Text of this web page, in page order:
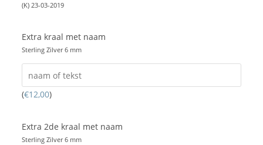
(K) 23-03-2019
Extra kraal met naam
Sterling Zilver 6 mm
(€12,00)
Extra 2de kraal met naam
Sterling Zilver 6 mm